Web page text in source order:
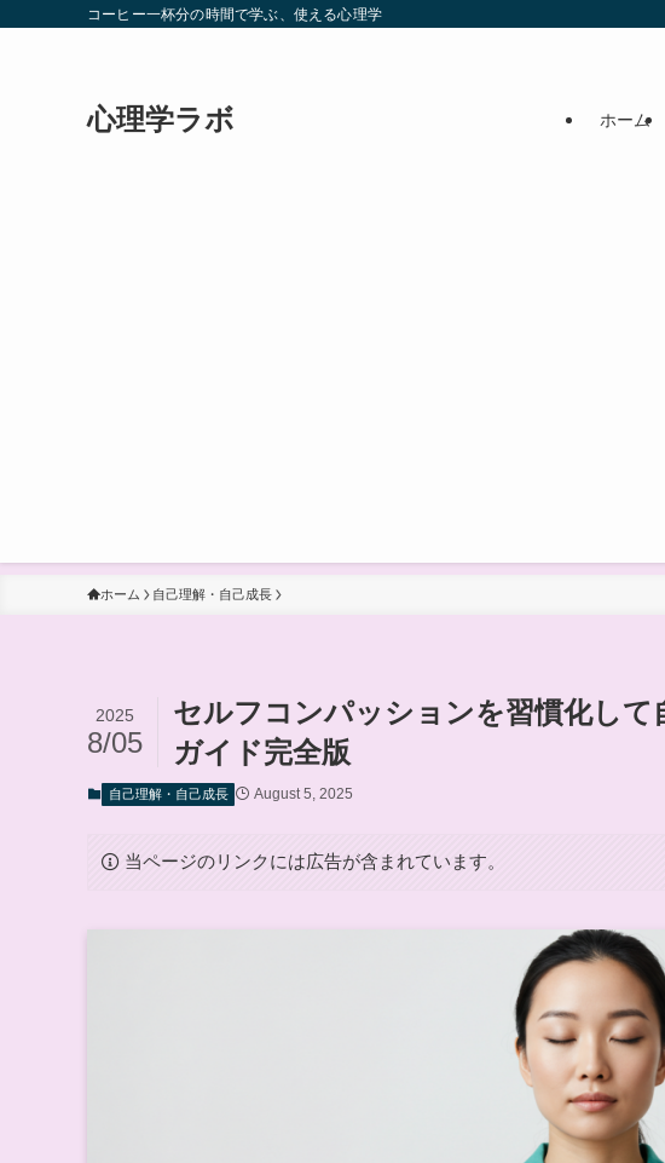
コーヒー一杯分の時間で学ぶ、使える心理学
心理学ラボ ホーム
ホーム 自己理解・自己成長
セルフコンパッションを習慣化して
ガイド完全版
2025
8/05
自己理解・自己成長 August 5, 2025
当ページのリンクには広告が含まれています。